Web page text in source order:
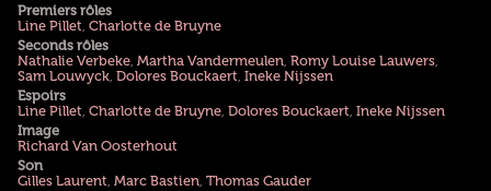
Premiers rôles
Line Pillet Charlotte de Bruyne
Seconds rôles
Nathalie Verbeke, Martha Vandermeulen Romy Louise Lauwers,
Sam Louwyck, Dolores Bouckaert Ineke Nijssen
Espoirs
Line Pillet Charlotte de Bruyne, Dolores Bouckaert Ineke Nijssen
Image
Richard Van Oosterhout
Son
Gilles Laurent Marc Bastien Thomas Gauder